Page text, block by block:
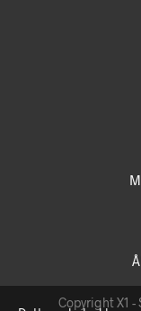
Copyright X1 -